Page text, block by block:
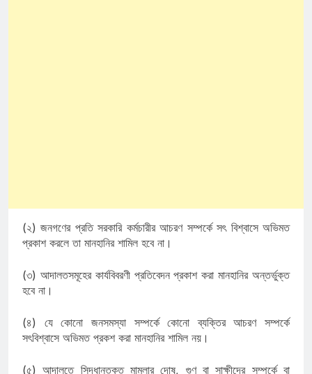
(২) জনগণের প্রতি সরকারি কর্মচারীর আচরণ সম্পর্কে সৎ বিশ্বাসে অভিমত
প্রকাশ করলে তা মানহানির শামিল হবে না।
(৩) আদালতসমূহের কার্যবিবরণী প্রতিবেদন প্রকাশ করা মানহানির অন্তর্ভুক্ত
হবে না।
(৪) যে কোনো জনসমস্যা সম্পর্কে কোনো ব্যক্তির আচরণ সম্পর্কে
সৎবিশ্বাসে অভিমত প্রকশ করা মানহানির শামিল নয়।
(৫) আদালতে সিদ্ধান্তকৃত মামলার দোষ, গুণ বা সাক্ষীদের সম্পর্কে বা